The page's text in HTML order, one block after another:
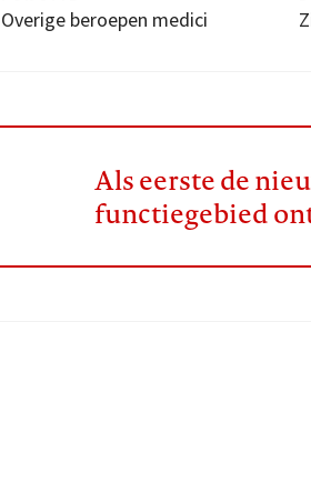
Overige beroepen medici
Als eerste de
functiegebied